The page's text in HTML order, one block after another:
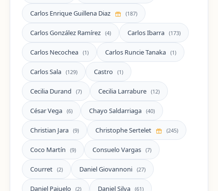
Carlos Enrique Guillena Diaz (187)
Carlos González Ramírez (4) Carlos Ibarra (173)
Carlos Necochea (1) Carlos Runcie Tanaka (1)
Carlos Sala (129) Castro (1)
Cecilia Durand (7) Cecilia Larrabure (12)
César Vega (6) Chayo Saldarriaga (40)
Christian Jara (9) Christophe Sertelet (245)
Coco Martín (9) Consuelo Vargas (7)
Courret (2) Daniel Giovannoni (27)
Daniel Pajuelo (2) Daniel Silva (61)